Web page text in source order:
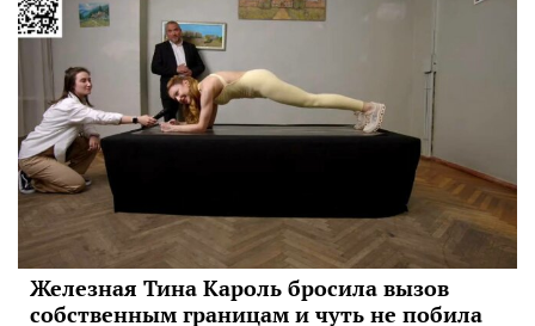
Железная Тина Кароль бросила вызов
собственным границам и чуть не побила